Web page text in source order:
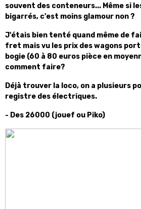
souvent des conteneurs... Même si
bigarrés, c'est moins glamour non ?
J'étais bien tenté quand même de
fret mais vu les prix des wagons
bogie (60 à 80 euros pièce en
comment faire?
Déjà trouver la loco, on a plusieurs
registre des électriques.
- Des 26000 (jouef ou Piko)